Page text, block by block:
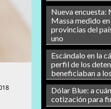
Nueva encuesta:
Massa medido
provincias del
uno
Escándalo en la
perfil de los
beneficiaban a
Dólar Blue: a
cotización para